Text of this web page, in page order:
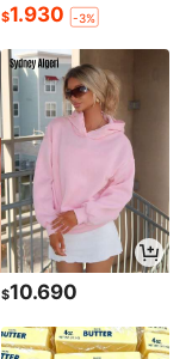
$1.930 -3%
$10.690